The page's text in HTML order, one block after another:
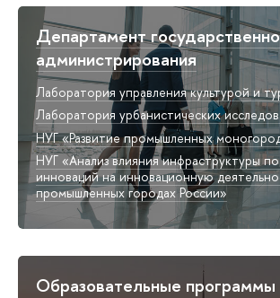
Департамент
администрирования
Лаборатория управления культурой и
Лаборатория урбанистических
НУГ «Развитие промышленных
НУГ «Анализ влияния инфраструктуры
инноваций на инновационную
промышленных городах России»
Образовательные программы